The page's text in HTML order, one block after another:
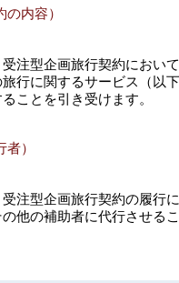
の内容）
注型企画旅行契約におい
行に関するサービス（以
ことを引き受けます。
者）
注型企画旅行契約の履行
他の補助者に代行させるこ